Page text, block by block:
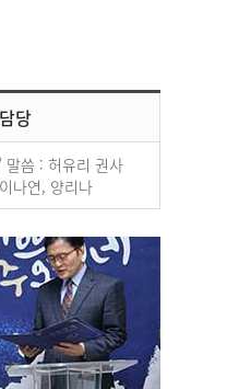
당
씀 : 허유리 권사
나연, 양리나